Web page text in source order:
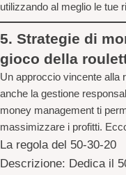
utilizzando al meglio le tue
5. Strategie di
gioco della
Un approccio vincente alla
anche la gestione
money management ti
massimizzare i profitti.
La regola del 50-30-20
Descrizione: Dedica il